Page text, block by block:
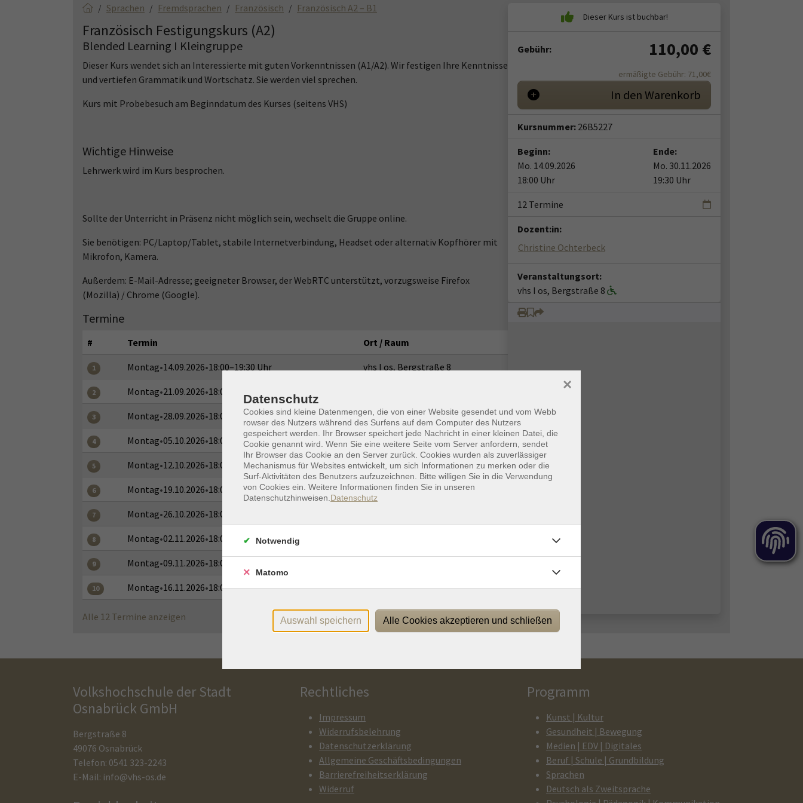
Sprachen Fremdsprachen Französisch Französisch A2 – B1
Französisch Festigungskurs (A2)
Blended Learning I Kleingruppe
Dieser Kurs wendet sich an Interessierte mit guten Vorkenntnissen (A1/A2). Wir festigen Ihre Kenntnisse
und vertiefen Grammatik und Wortschatz. Sie werden viel sprechen.
Kurs mit Probebesuch am Beginndatum des Kurses (seitens VHS)
Wichtige Hinweise
Lehrwerk wird im Kurs besprochen.
Sollte der Unterricht in Präsenz nicht möglich sein, wechselt die Gruppe online.
Sie benötigen: PC/Laptop/Tablet, stabile Internetverbindung, Headset oder alternativ Kopfhörer mit
Mikrofon, Kamera.
Außerdem: E-Mail-Adresse; geeigneter Browser, der WebRTC unterstützt, vorzugsweise Firefox
(Mozilla) / Chrome (Google).
Termine
# Termin Ort / Raum
1 Montag•14.09.2026•18:00–19:30 Uhr vhs I os, Bergstraße 8
2 Montag•21.09.2026•18:00–19:30 Uhr
3 Montag•28.09.2026•18:00–19:30 Uhr vhs I os, Bergstraße 8
4 Montag•05.10.2026•18:00–19:30 Uhr vhs I os, Bergstraße 8
5 Montag•12.10.2026•18:00–19:30 Uhr vhs I os, Bergstraße 8
6 Montag•19.10.2026•18:00–19:30 Uhr vhs I os, Bergstraße 8
7 Montag•26.10.2026•18:00–19:30 Uhr
8 Montag•02.11.2026•18:00–19:30 Uhr
9 Montag•09.11.2026•18:00–19:30 Uhr
10 Montag•16.11.2026•18:00–19:30 Uhr vhs I os, Bergstraße 8
Alle 12 Termine anzeigen
Gebühr: 110,00 €
ermäßigte Gebühr: 71,00€
In den Warenkorb
Kursnummer: 26B5227
Beginn:
Mo. 14.09.2026
18:00 Uhr
Ende:
Mo. 30.11.2026
19:30 Uhr
12 Termine
Dozent:in:
Christine Ochterbeck
Veranstaltungsort:
vhs I os, Bergstraße 8
Volkshochschule der Stadt
Osnabrück GmbH
Bergstraße 8
49076 Osnabrück
Telefon: 0541 323-2243
E-Mail: info@vhs-os.de
Rechtliches
Impressum
Widerrufsbelehrung
Datenschutzerklärung
Allgemeine Geschäftsbedingungen
Barrierefreiheitserklärung
Widerruf
Programm
Kunst | Kultur
Gesundheit | Bewegung
Medien | EDV | Digitales
Beruf | Schule | Grundbildung
Sprachen
Deutsch als Zweitsprache
Datenschutz
Cookies sind kleine Datenmengen, die von einer Website gesendet und vom Webb
rowser des Nutzers während des Surfens auf dem Computer des Nutzers
gespeichert werden. Ihr Browser speichert jede Nachricht in einer kleinen Datei, die
Cookie genannt wird. Wenn Sie eine weitere Seite vom Server anfordern, sendet
Ihr Browser das Cookie an den Server zurück. Cookies wurden als zuverlässiger
Mechanismus für Websites entwickelt, um sich Informationen zu merken oder die
Surf-Aktivitäten des Benutzers aufzuzeichnen. Bitte willigen Sie in die Verwendung
von Cookies ein. Weitere Informationen finden Sie in unseren
Datenschutzhinweisen. Datenschutz
×
Notwendig
Matomo
Auswahl speichern Alle Cookies akzeptieren und schließen